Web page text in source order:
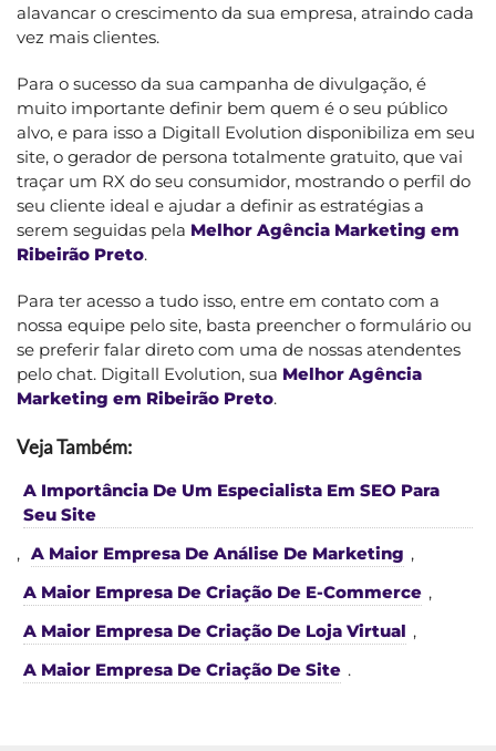
alavancar o crescimento da sua empresa, atraindo cada
vez mais clientes.
Para o sucesso da sua campanha de divulgação, é
muito importante definir bem quem é o seu público
alvo, e para isso a Digitall Evolution disponibiliza em seu
site, o gerador de persona totalmente gratuito, que vai
traçar um RX do seu consumidor, mostrando o perfil do
seu cliente ideal e ajudar a definir as estratégias a
serem seguidas pela Melhor Agência Marketing em
Ribeirão Preto.
Para ter acesso a tudo isso, entre em contato com a
nossa equipe pelo site, basta preencher o formulário ou
se preferir falar direto com uma de nossas atendentes
pelo chat. Digitall Evolution, sua Melhor Agência
Marketing em Ribeirão Preto.
Veja Também:
A Importância De Um Especialista Em SEO Para
Seu Site
, A Maior Empresa De Análise De Marketing ,
A Maior Empresa De Criação De E-Commerce ,
A Maior Empresa De Criação De Loja Virtual ,
A Maior Empresa De Criação De Site .